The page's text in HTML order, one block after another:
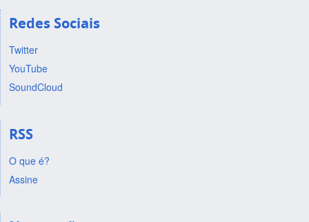
Redes Sociais
Twitter
YouTube
SoundCloud
RSS
O que é?
Assine